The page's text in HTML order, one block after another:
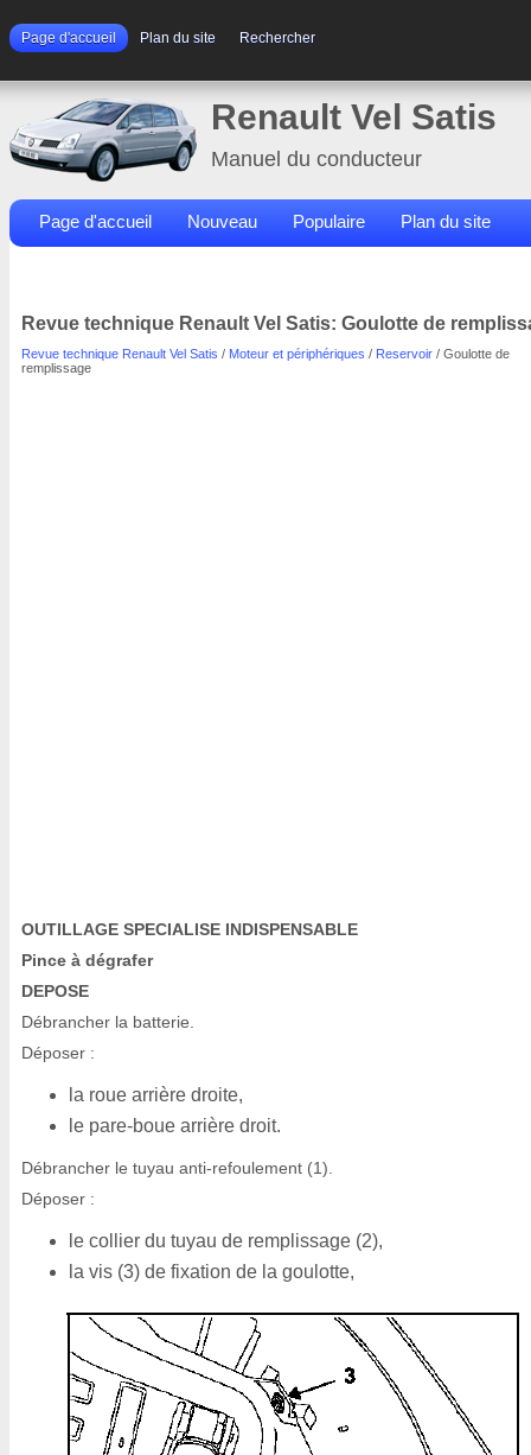
Page d'accueil Plan du site Rechercher
Renault Vel Satis
Manuel du conducteur
Page d'accueil Nouveau Populaire Plan du site
Revue technique Renault Vel Satis: Goulotte de
Revue technique Renault Vel Satis / Moteur et périphériques / Reservoir / Goulotte de
remplissage
OUTILLAGE SPECIALISE INDISPENSABLE
Pince à dégrafer
DEPOSE
Débrancher la batterie.
Déposer :
la roue arrière droite,
le pare-boue arrière droit.
Débrancher le tuyau anti-refoulement (1).
Déposer :
le collier du tuyau de remplissage (2),
la vis (3) de fixation de la goulotte,